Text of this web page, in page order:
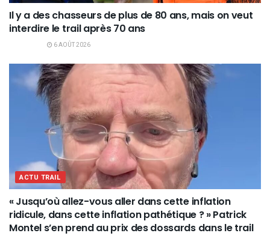
Il y a des chasseurs de plus de 80 ans, mais on veut
interdire le trail après 70 ans
6 AOÛT 2026
ACTU TRAIL
« Jusqu’où allez-vous aller dans cette inflation
ridicule, dans cette inflation pathétique ? » Patrick
Montel s’en prend au prix des dossards dans le trail